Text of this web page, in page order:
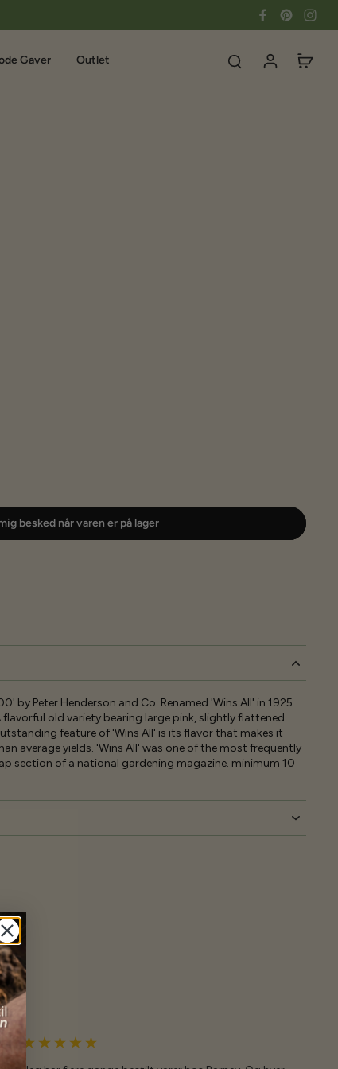
Gaver Outlet
besked når varen er på lager
by Peter Henderson and Co. Renamed 'Wins All' in 1925
old variety bearing large pink, slightly flattened
feature of 'Wins All' is its flavor that makes it
average yields. 'Wins All' was one of the most frequently
section of a national gardening magazine. minimum 10